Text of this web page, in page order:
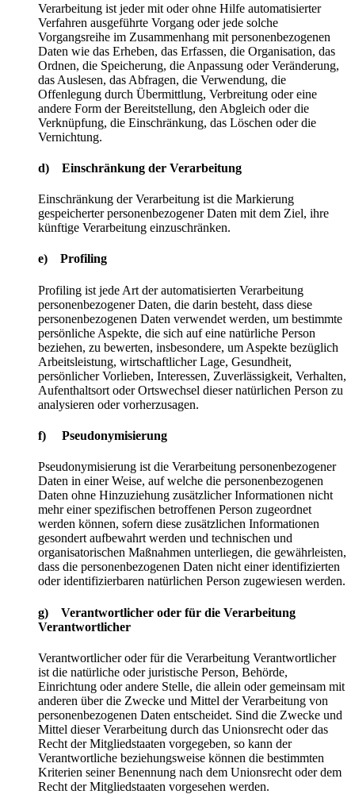
Verarbeitung ist jeder mit oder ohne Hilfe automatisierter
Verfahren ausgeführte Vorgang oder jede solche
Vorgangsreihe im Zusammenhang mit personenbezogenen
Daten wie das Erheben, das Erfassen, die Organisation, das
Ordnen, die Speicherung, die Anpassung oder Veränderung,
das Auslesen, das Abfragen, die Verwendung, die
Offenlegung durch Übermittlung, Verbreitung oder eine
andere Form der Bereitstellung, den Abgleich oder die
Verknüpfung, die Einschränkung, das Löschen oder die
Vernichtung.
d) Einschränkung der Verarbeitung
Einschränkung der Verarbeitung ist die Markierung
gespeicherter personenbezogener Daten mit dem Ziel, ihre
künftige Verarbeitung einzuschränken.
e) Profiling
Profiling ist jede Art der automatisierten Verarbeitung
personenbezogener Daten, die darin besteht, dass diese
personenbezogenen Daten verwendet werden, um bestimmte
persönliche Aspekte, die sich auf eine natürliche Person
beziehen, zu bewerten, insbesondere, um Aspekte bezüglich
Arbeitsleistung, wirtschaftlicher Lage, Gesundheit,
persönlicher Vorlieben, Interessen, Zuverlässigkeit, Verhalten,
Aufenthaltsort oder Ortswechsel dieser natürlichen Person zu
analysieren oder vorherzusagen.
f) Pseudonymisierung
Pseudonymisierung ist die Verarbeitung personenbezogener
Daten in einer Weise, auf welche die personenbezogenen
Daten ohne Hinzuziehung zusätzlicher Informationen nicht
mehr einer spezifischen betroffenen Person zugeordnet
werden können, sofern diese zusätzlichen Informationen
gesondert aufbewahrt werden und technischen und
organisatorischen Maßnahmen unterliegen, die gewährleisten,
dass die personenbezogenen Daten nicht einer identifizierten
oder identifizierbaren natürlichen Person zugewiesen werden.
g) Verantwortlicher oder für die Verarbeitung
Verantwortlicher
Verantwortlicher oder für die Verarbeitung Verantwortlicher
ist die natürliche oder juristische Person, Behörde,
Einrichtung oder andere Stelle, die allein oder gemeinsam mit
anderen über die Zwecke und Mittel der Verarbeitung von
personenbezogenen Daten entscheidet. Sind die Zwecke und
Mittel dieser Verarbeitung durch das Unionsrecht oder das
Recht der Mitgliedstaaten vorgegeben, so kann der
Verantwortliche beziehungsweise können die bestimmten
Kriterien seiner Benennung nach dem Unionsrecht oder dem
Recht der Mitgliedstaaten vorgesehen werden.